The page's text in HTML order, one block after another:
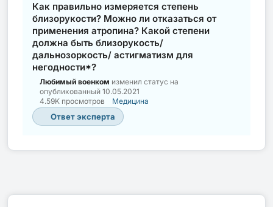
Как правильно измеряется степень
близорукости? Можно ли отказаться от
применения атропина? Какой степени
должна быть близорукость/
дальнозоркость/ астигматизм для
негодности*?
Любимый военком изменил статус на
опубликованный 10.05.2021
4.59K просмотров
Медицина
Ответ эксперта